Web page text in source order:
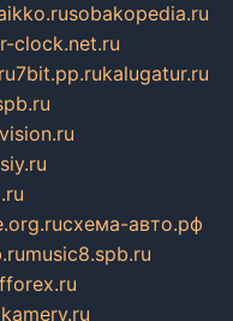
sobakopedia.ru
clock.net.ru
7bit.pp.rukalugatur.ru
схема-авто.рф
music8.spb.ru